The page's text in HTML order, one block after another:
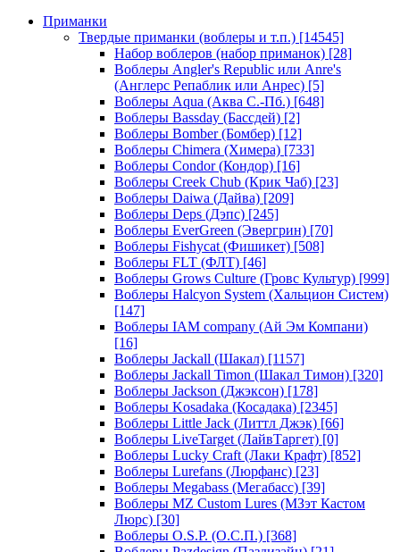
Приманки
Твердые приманки (воблеры и т.п.) [14545]
Набор воблеров (набор приманок) [28]
Воблеры Angler's Republic или Anre's
(Англерс Репаблик или Анрес) [5]
Воблеры Aqua (Аква С.-Пб.) [648]
Воблеры Bassday (Бассдей) [2]
Воблеры Bomber (Бомбер) [12]
Воблеры Chimera (Химера) [733]
Воблеры Condor (Кондор) [16]
Воблеры Creek Chub (Крик Чаб) [23]
Воблеры Daiwa (Дайва) [209]
Воблеры Deps (Дэпс) [245]
Воблеры EverGreen (Эвергрин) [70]
Воблеры Fishycat (Фишикет) [508]
Воблеры FLT (ФЛТ) [46]
Воблеры Grows Culture (Гровс Культур) [999]
Воблеры Halcyon System (Хальцион Систем)
[147]
Воблеры IAM company (Ай Эм Компани)
[16]
Воблеры Jackall (Шакал) [1157]
Воблеры Jackall Timon (Шакал Тимон) [320]
Воблеры Jackson (Джэксон) [178]
Воблеры Kosadaka (Косадака) [2345]
Воблеры Little Jack (Литтл Джэк) [66]
Воблеры LiveTarget (ЛайвТаргет) [0]
Воблеры Lucky Craft (Лаки Крафт) [852]
Воблеры Lurefans (Люрфанс) [23]
Воблеры Megabass (Мегабасс) [39]
Воблеры MZ Custom Lures (МЗэт Кастом
Люрс) [30]
Воблеры O.S.P. (О.С.П.) [368]